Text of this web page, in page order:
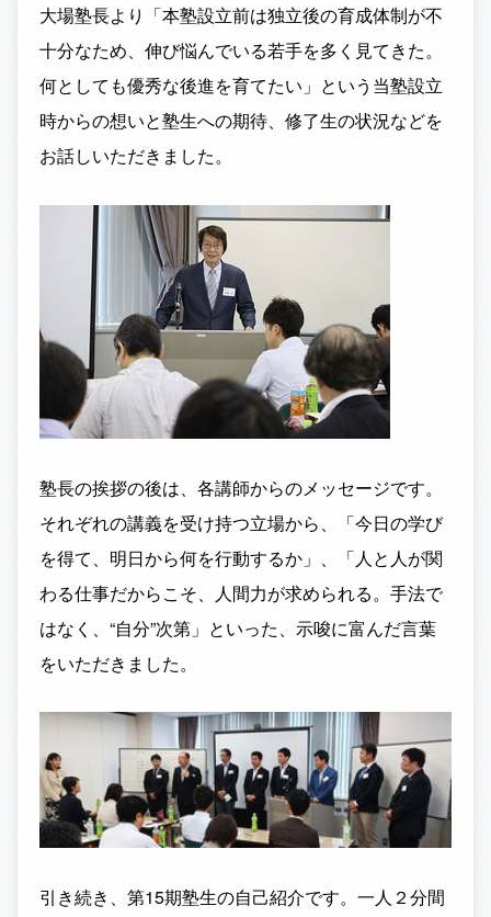
大場塾長より「本塾設立前は独立後の育成体制が不
十分なため、伸び悩んでいる若手を多く見てきた。
何としても優秀な後進を育てたい」という当塾設立
時からの想いと塾生への期待、修了生の状況などを
お話しいただきました。
塾長の挨拶の後は、各講師からのメッセージです。
それぞれの講義を受け持つ立場から、「今日の学び
を得て、明日から何を行動するか」、「人と人が関
わる仕事だからこそ、人間力が求められる。手法で
はなく、“自分”次第」といった、示唆に富んだ言葉
をいただきました。
引き続き、第15期塾生の自己紹介です。一人２分間